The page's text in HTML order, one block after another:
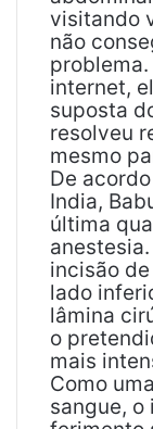
visitando
não
internet,
suposta
resolveu
mesmo
De
India,
última
incisão
lado
lâmina
o
mais
Como
sangue,